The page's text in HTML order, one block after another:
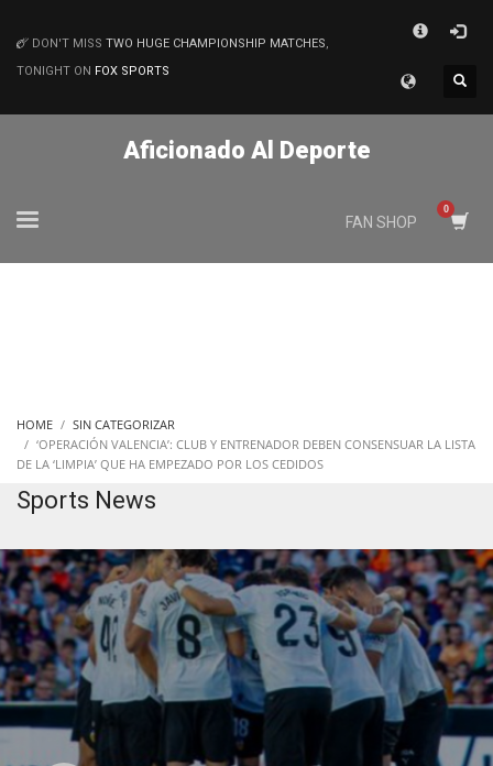
MATCHES
DON'T MISS TWO HUGE CHAMPIONSHIP MATCHES,
TONIGHT ON FOX SPORTS
Aficionado Al Deporte
FAN SHOP
HOME
SIN CATEGORIZAR
‘OPERACIÓN VALENCIA’: CLUB Y ENTRENADOR DEBEN CONSENSUAR LA LISTA
DE LA ‘LIMPIA’ QUE HA EMPEZADO POR LOS CEDIDOS
Sports News